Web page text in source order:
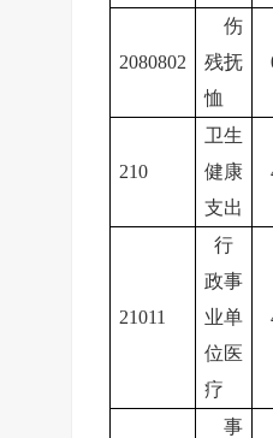
2080802
伤
残抚
恤
210
卫生
健康
支出
21011
行
政事
业单
位医
疗
事